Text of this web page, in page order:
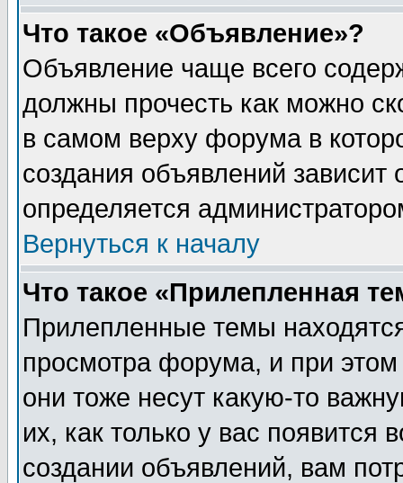
Что такое «Объявление»?
Объявление чаще всего
должны прочесть как можно
в самом верху форума в
создания объявлений зависит
определяется
Вернуться к началу
Что такое «Прилепленная
Прилепленные темы
просмотра форума, и при
они тоже несут какую-то
их, как только у вас появится
создании объявлений, вам